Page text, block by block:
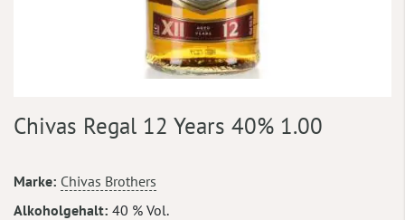
Anfang
springen
Chivas Regal 12 Years 40% 1.00
Mehr
Informationen
Marke Chivas Brothers
Alkoholgehalt 40 % Vol.